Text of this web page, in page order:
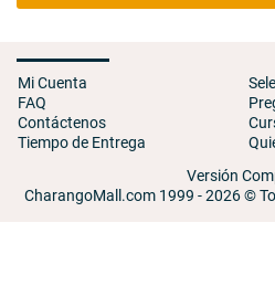
Mi Cuenta
FAQ
Contáctenos
Tiempo de Entrega
Versión
CharangoMall.com 1999 - 2026 ©